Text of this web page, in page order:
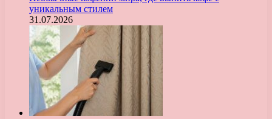
уникальным стилем
31.07.2026